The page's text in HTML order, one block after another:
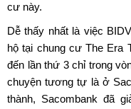
cư này.
Dễ thấy nhất là việc
hộ tại chung cư The Era
đến lần thứ 3 chỉ trong
chuyện tương tự là ở
thành, Sacombank đã